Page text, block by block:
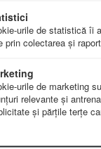
etnice şi
lucru pentru elevi
curs suplimentar
sa traga singur
elevul, ofera
urile de statistică îi
prin colectarea şi
urile de marketing
relevante şi
şi părţile terţe